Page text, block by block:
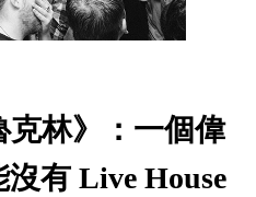
克林》：一個偉
有 Live House